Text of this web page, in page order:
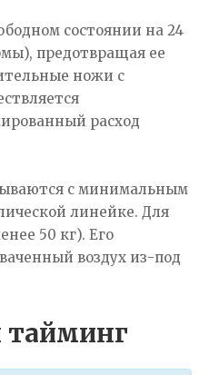
состоянии на 24
предотвращая ее
ножи с
расход
с минимальным
линейке. Для
50 кг). Его
воздух из-под
тайминг